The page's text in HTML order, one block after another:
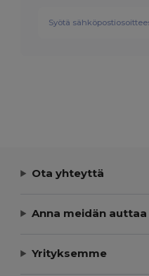
Ota yhteyttä
Anna meidän auttaa
Yrityksemme